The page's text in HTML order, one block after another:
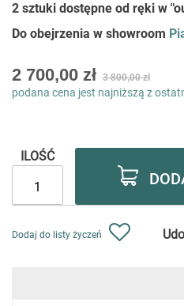
2 sztuki dostępne od ręki w
Do obejrzenia w showroom
Special
Price
2 700,00 zł 3 800,00 zł
podana cena jest najniższą z
ILOŚĆ
Dodaj do listy życzeń